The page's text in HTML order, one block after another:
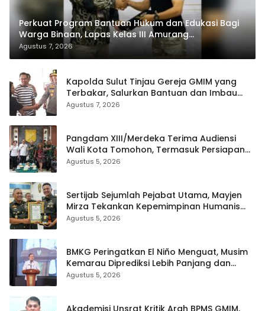
Perkuat Program Bantuan Hukum dan Edukasi Bagi
Warga Binaan, Lapas Kelas III Amurang
Tandatangani MoU Dengan LBH KASALANG CENTER
Agustus 7, 2026
Kapolda Sulut Tinjau Gereja GMIM yang
Terbakar, Salurkan Bantuan dan Imbau
Waspada Musim Kemarau
Agustus 7, 2026
Pangdam XIII/Merdeka Terima Audiensi
Wali Kota Tomohon, Termasuk Persiapan
TIFF
Agustus 5, 2026
Sertijab Sejumlah Pejabat Utama, Mayjen
Mirza Tekankan Kepemimpinan Humanis
dan Profesional
Agustus 5, 2026
BMKG Peringatkan El Niño Menguat, Musim
Kemarau Diprediksi Lebih Panjang dan
Kering pada Agustus–September
Agustus 5, 2026
Akademisi Unsrat Kritik Arah BPMS GMIM,